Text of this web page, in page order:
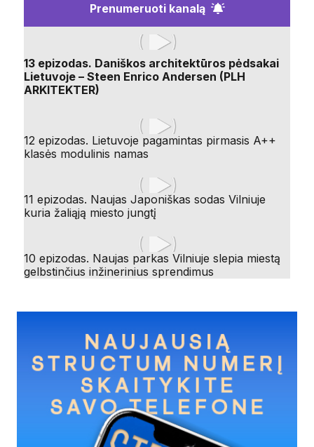
Prenumeruoti kanalą
13 epizodas. Daniškos architektūros pėdsakai
Lietuvoje – Steen Enrico Andersen (PLH
ARKITEKTER)
12 epizodas. Lietuvoje pagamintas pirmasis A++
klasės modulinis namas
11 epizodas. Naujas Japoniškas sodas Vilniuje
kuria žaliąją miesto jungtį
10 epizodas. Naujas parkas Vilniuje slepia miestą
gelbstinčius inžinerinius sprendimus